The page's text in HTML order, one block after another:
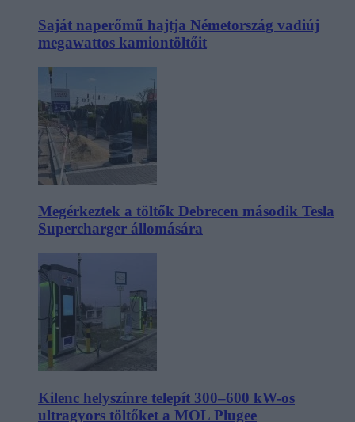
Saját naperőmű hajtja Németország vadiúj
megawattos kamiontöltőit
Megérkeztek a töltők Debrecen második Tesla
Supercharger állomására
Kilenc helyszínre telepít 300–600 kW-os
ultragyors töltőket a MOL Plugee